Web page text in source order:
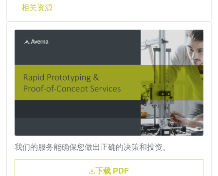
相关资源
我们的服务能确保您做出正确的决策和投资。
下载 PDF